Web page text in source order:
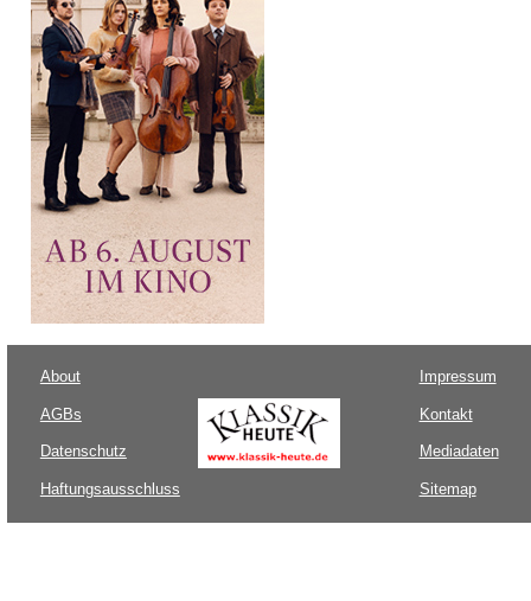
About
AGBs
Datenschutz
Haftungsausschluss
Impressum
Kontakt
Mediadaten
Sitemap